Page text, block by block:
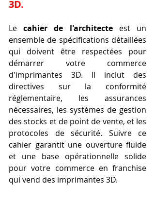
3D.
Le cahier de l'architecte est un
ensemble de spécifications détaillées
qui doivent être respectées pour
démarrer votre commerce
d'imprimantes 3D. Il inclut des
directives sur la conformité
réglementaire, les assurances
nécessaires, les systèmes de gestion
des stocks et de point de vente, et les
protocoles de sécurité. Suivre ce
cahier garantit une ouverture fluide
et une base opérationnelle solide
pour votre commerce en franchise
qui vend des imprimantes 3D.